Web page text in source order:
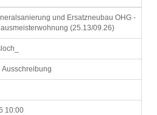
und Ersatzneubau OHG -
(25.13/09.26)
Ausschreibung
10:00